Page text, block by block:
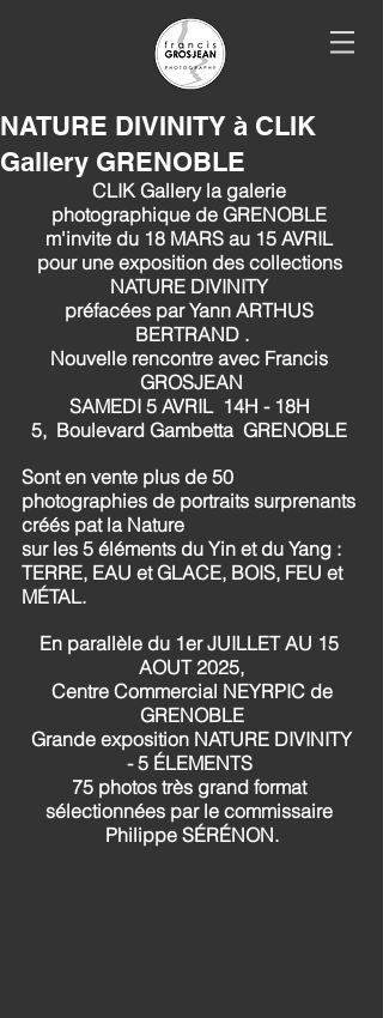
NATURE DIVINITY à CLIK
Gallery GRENOBLE
CLIK Gallery la galerie
photographique de GRENOBLE
m'invite du 18 MARS au 15 AVRIL
pour une exposition des collections
NATURE DIVINITY
préfacées par Yann ARTHUS
BERTRAND .
Nouvelle rencontre avec Francis
GROSJEAN
SAMEDI 5 AVRIL  14H - 18H
5,  Boulevard Gambetta  GRENOBLE
Sont en vente plus de 50
photographies de portraits surprenants
créés pat la Nature
sur les 5 éléments du Yin et du Yang :
TERRE, EAU et GLACE, BOIS, FEU et
MÉTAL.
En parallèle du 1er JUILLET AU 15
AOUT 2025,
Centre Commercial NEYRPIC de
GRENOBLE
- 5 ÉLEMENTS
75 photos très grand format
sélectionnées par le commissaire
Philippe SÉRÉNON.